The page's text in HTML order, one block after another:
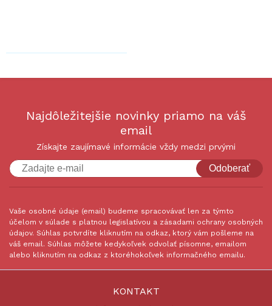
Najdôležitejšie novinky priamo na váš
email
Získajte zaujímavé informácie vždy medzi prvými
Odoberať
Vaše osobné údaje (email) budeme spracovávať len za týmto
účelom v súlade s platnou legislatívou a zásadami ochrany osobných
údajov. Súhlas potvrdíte kliknutím na odkaz, ktorý vám pošleme na
váš email. Súhlas môžete kedykoľvek odvolať písomne, emailom
alebo kliknutím na odkaz z ktoréhokoľvek informačného emailu.
KONTAKT